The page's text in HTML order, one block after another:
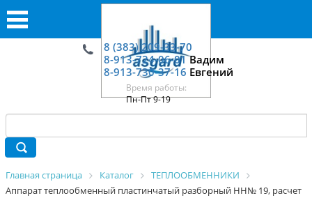
8 (383) 209-33-70
8-913-724-06-01Вадим
8-913-730-37-16 Евгений
Время работы:
Пн-Пт 9-19
Главная страница Каталог
ТЕПЛООБМЕННИКИ
Аппарат теплообменный пластинчатый разборный HH№ 19, расчет